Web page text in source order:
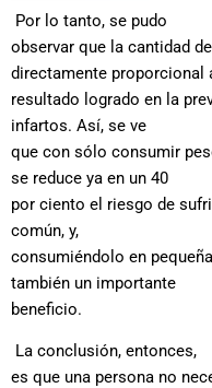
Por lo tanto, se pudo
observar que la cantidad
directamente proporcional
resultado logrado en la
infartos. Así, se ve
que con sólo consumir
se reduce ya en un 40
por ciento el riesgo de
común, y,
consumiéndolo en
también un importante
beneficio.
La conclusión, entonces,
es que una persona no